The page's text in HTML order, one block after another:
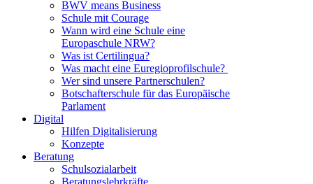
BWV means Business
Schule mit Courage
Wann wird eine Schule eine
Europaschule NRW?
Was ist Certilingua?
Was macht eine Euregioprofilschule?
Wer sind unsere Partnerschulen?
Botschafterschule für das Europäische
Parlament
Digital
Hilfen Digitalisierung
Konzepte
Beratung
Schulsozialarbeit